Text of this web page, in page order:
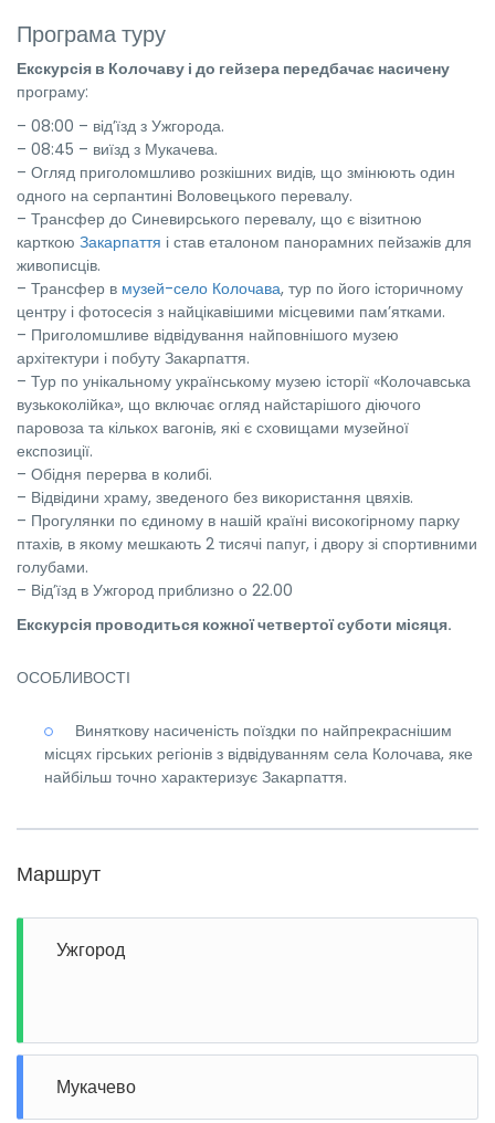
Програма туру
Екскурсія в Колочаву і до гейзера передбачає насичену
програму:
– 08:00 – від’їзд з Ужгорода.
– 08:45 – виїзд з Мукачева.
– Огляд приголомшливо розкішних видів, що змінюють один
одного на серпантині Воловецького перевалу.
– Трансфер до Синевирського перевалу, що є візитною
карткою Закарпаття і став еталоном панорамних пейзажів для
живописців.
– Трансфер в музей-село Колочава, тур по його історичному
центру і фотосесія з найцікавішими місцевими пам’ятками.
– Приголомшливе відвідування найповнішого музею
архітектури і побуту Закарпаття.
– Тур по унікальному українському музею історії «Колочавська
вузькоколійка», що включає огляд найстарішого діючого
паровоза та кількох вагонів, які є сховищами музейної
експозиції.
– Обідня перерва в колибі.
– Відвідини храму, зведеного без використання цвяхів.
– Прогулянки по єдиному в нашій країні високогірному парку
птахів, в якому мешкають 2 тисячі папуг, і двору зі спортивними
голубами.
– Від’їзд в Ужгород приблизно о 22.00
Екскурсія проводиться кожної четвертої суботи місяця.
ОСОБЛИВОСТІ
Виняткову насиченість поїздки по найпрекраснішим
місцях гірських регіонів з відвідуванням села Колочава, яке
найбільш точно характеризує Закарпаття.
Маршрут
Ужгород
Мукачево